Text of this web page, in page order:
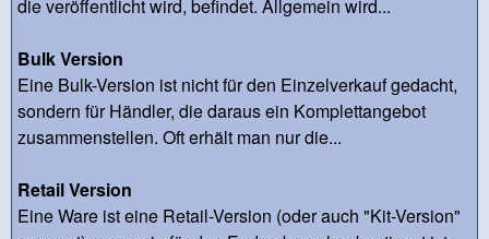
die veröffentlicht wird, befindet. Allgemein wird...
Bulk Version
Eine Bulk-Version ist nicht für den Einzelverkauf gedacht,
sondern für Händler, die daraus ein Komplettangebot
zusammenstellen. Oft erhält man nur die...
Retail Version
Eine Ware ist eine Retail-Version (oder auch "Kit-Version"